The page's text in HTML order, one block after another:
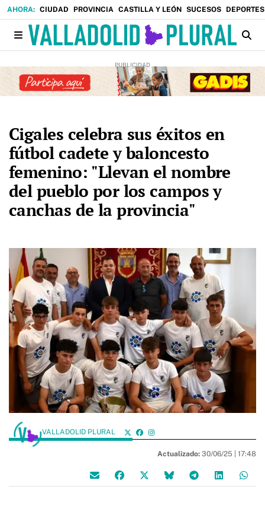
CIUDAD PROVINCIA CASTILLA Y LEÓN SUCESOS DEPORTES
Cigales celebra sus éxitos en
fútbol cadete y baloncesto
femenino: "Llevan el nombre
del pueblo por los campos y
canchas de la provincia"
VALLADOLID PLURAL
Actualizado: 30/06/25 | 17:48